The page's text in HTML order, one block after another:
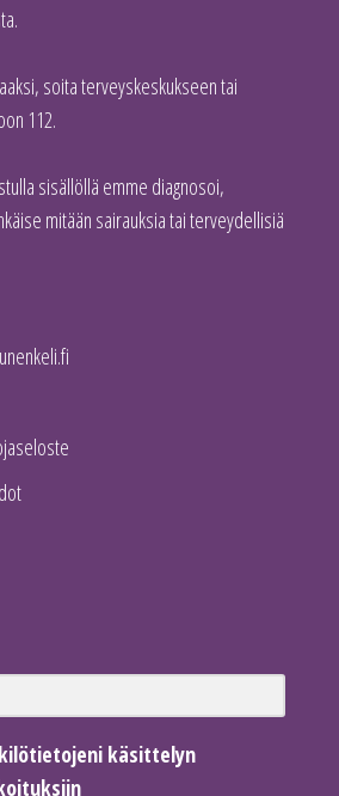
soita terveyskeskukseen tai
112.
sisällöllä emme diagnosoi,
mitään sairauksia tai terveydellisiä
käsittelyn